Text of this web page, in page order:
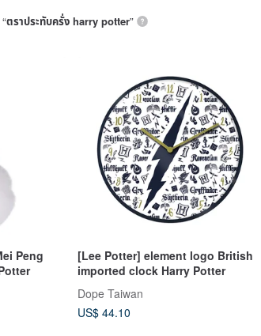
ตราประทับครั่ง harry potter”
Peng
[Lee Potter] element logo British
imported clock Harry Potter
Dope Taiwan
US$ 44.10